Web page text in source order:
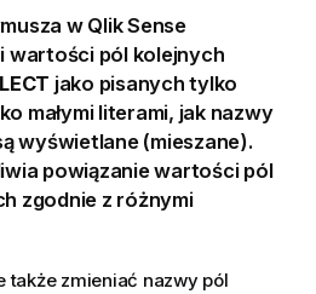
w Qlik Sense
wartości pól kolejnych
jako pisanych tylko
małymi literami, jak nazwy
wyświetlane (mieszane).
powiązanie wartości pól
zgodnie z różnymi
także zmieniać nazwy pól